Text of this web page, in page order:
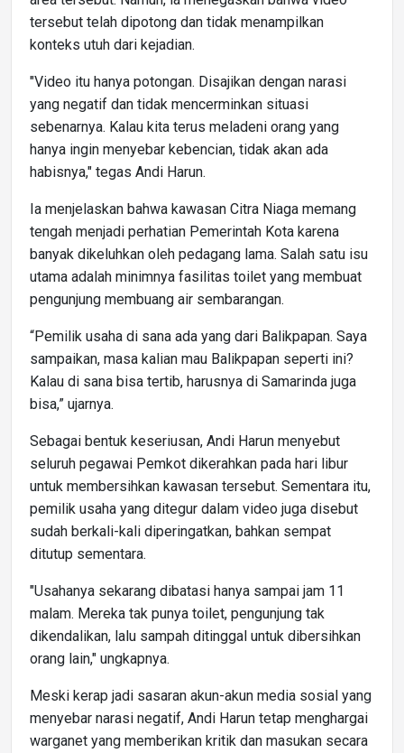
tersebut telah dipotong dan tidak menampilkan
konteks utuh dari kejadian.
"Video itu hanya potongan. Disajikan dengan narasi
yang negatif dan tidak mencerminkan situasi
sebenarnya. Kalau kita terus meladeni orang yang
hanya ingin menyebar kebencian, tidak akan ada
habisnya," tegas Andi Harun.
Ia menjelaskan bahwa kawasan Citra Niaga memang
tengah menjadi perhatian Pemerintah Kota karena
banyak dikeluhkan oleh pedagang lama. Salah satu isu
utama adalah minimnya fasilitas toilet yang membuat
pengunjung membuang air sembarangan.
“Pemilik usaha di sana ada yang dari Balikpapan. Saya
sampaikan, masa kalian mau Balikpapan seperti ini?
Kalau di sana bisa tertib, harusnya di Samarinda juga
bisa,” ujarnya.
Sebagai bentuk keseriusan, Andi Harun menyebut
seluruh pegawai Pemkot dikerahkan pada hari libur
untuk membersihkan kawasan tersebut. Sementara itu,
pemilik usaha yang ditegur dalam video juga disebut
sudah berkali-kali diperingatkan, bahkan sempat
ditutup sementara.
"Usahanya sekarang dibatasi hanya sampai jam 11
malam. Mereka tak punya toilet, pengunjung tak
dikendalikan, lalu sampah ditinggal untuk dibersihkan
orang lain," ungkapnya.
Meski kerap jadi sasaran akun-akun media sosial yang
menyebar narasi negatif, Andi Harun tetap menghargai
warganet yang memberikan kritik dan masukan secara